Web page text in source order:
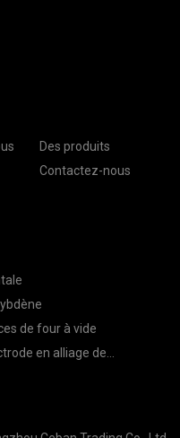
Des produits
Contactez-nous
de four à vide
en alliage de